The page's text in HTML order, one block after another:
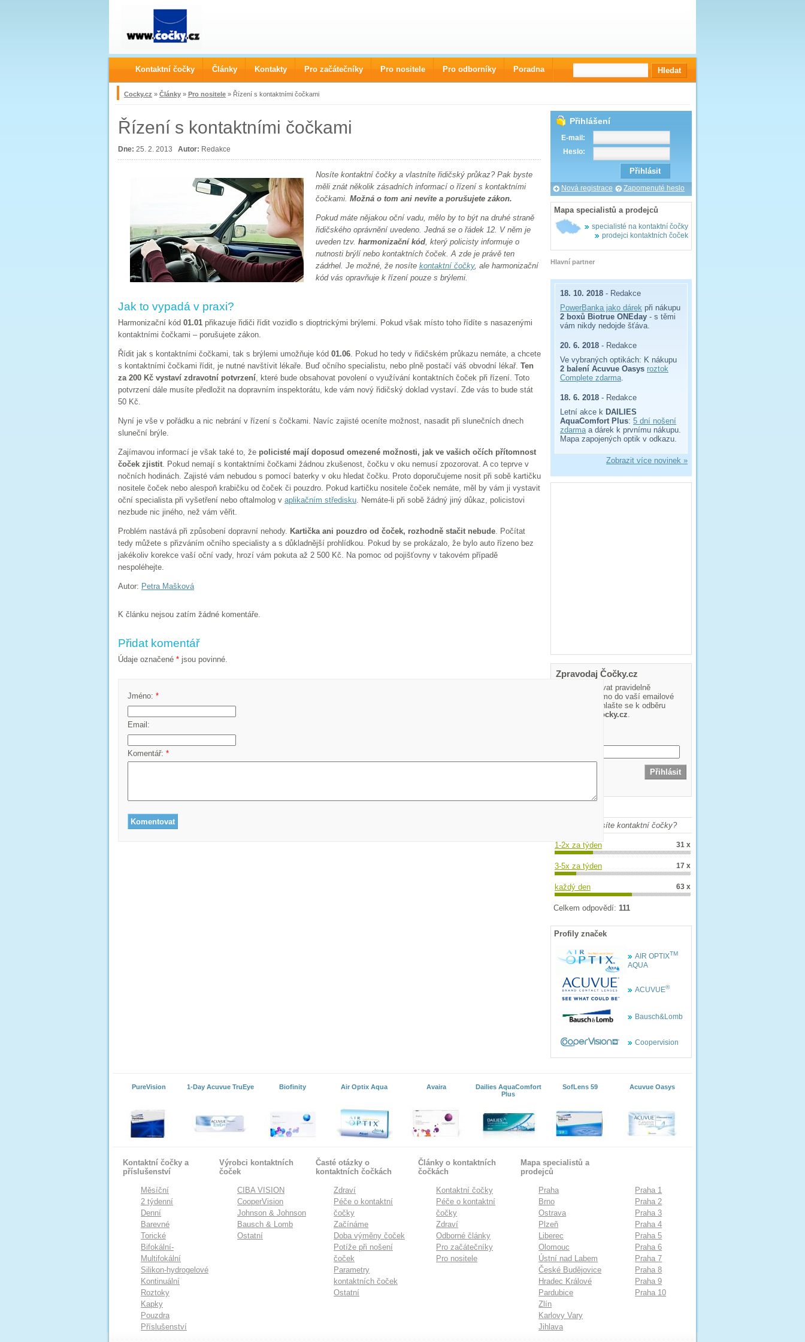
Cocky.cz » Články » Pro nositele » Řízení s kontaktními čočkami
Řízení s kontaktními čočkami
Dne: 25. 2. 2013 Autor: Redakce
Nosíte kontaktní čočky a vlastníte řidičský průkaz? Pak byste
měli znát několik zásadních informací o řízení s kontaktními
čočkami. Možná o tom ani nevíte a porušujete zákon.
Pokud máte nějakou oční vadu, mělo by to být na druhé straně
řidičského oprávnění uvedeno. Jedná se o řádek 12. V něm je
uveden tzv. harmonizační kód, který policisty informuje o
nutnosti brýlí nebo kontaktních čoček. A zde je právě ten
zádrhel. Je možné, že nosíte kontaktní čočky, ale harmonizační
kód vás opravňuje k řízení pouze s brýlemi.
Jak to vypadá v praxi?
Harmonizační kód 01.01 přikazuje řidiči řídit vozidlo s dioptrickými brýlemi. Pokud však místo toho řídíte s nasazenými
kontaktními čočkami – porušujete zákon.
Řídit jak s kontaktními čočkami, tak s brýlemi umožňuje kód 01.06. Pokud ho tedy v řidičském průkazu nemáte, a chcete
s kontaktními čočkami řídit, je nutné navštívit lékaře. Buď očního specialistu, nebo plně postačí váš obvodní lékař. Ten
za 200 Kč vystaví zdravotní potvrzení, které bude obsahovat povolení o využívání kontaktních čoček při řízení. Toto
potvrzení dále musíte předložit na dopravním inspektorátu, kde vám nový řidičský doklad vystaví. Zde vás to bude stát
50 Kč.
Nyní je vše v pořádku a nic nebrání v řízení s čočkami. Navíc zajisté oceníte možnost, nasadit při slunečních dnech
sluneční brýle.
Zajímavou informací je však také to, že policisté mají doposud omezené možnosti, jak ve vašich očích přítomnost
čoček zjistit. Pokud nemají s kontaktními čočkami žádnou zkušenost, čočku v oku nemusí zpozorovat. A co teprve v
nočních hodinách. Zajisté vám nebudou s pomocí baterky v oku hledat čočku. Proto doporučujeme nosit při sobě kartičku
nositele čoček nebo alespoň krabičku od čoček či pouzdro. Pokud kartičku nositele čoček nemáte, měl by vám ji vystavit
oční specialista při vyšetření nebo oftalmolog v aplikačním středisku. Nemáte-li při sobě žádný jiný důkaz, policistovi
nezbude nic jiného, než vám věřit.
Problém nastává při způsobení dopravní nehody. Kartička ani pouzdro od čoček, rozhodně stačit nebude. Počítat
tedy můžete s přizváním očního specialisty a s důkladnější prohlídkou. Pokud by se prokázalo, že bylo auto řízeno bez
jakékoliv korekce vaší oční vady, hrozí vám pokuta až 2 500 Kč. Na pomoc od pojišťovny v takovém případě
nespoléhejte.
Autor: Petra Mašková
K článku nejsou zatím žádné komentáře.
Přidat komentář
Údaje označené * jsou povinné.
Jméno: *
Email:
Komentář: *
Přihlášení
E-mail:
Heslo:
Nová registrace Zapomenuté heslo
Mapa specialistů a prodejců
specialisté na kontaktní čočky
prodejci kontaktních čoček
Hlavní partner
18. 10. 2018 - Redakce
PowerBanka jako dárek při nákupu
2 boxů Biotrue ONEday - s těmi
vám nikdy nedojde šťáva.
20. 6. 2018 - Redakce
Ve vybraných optikách: K nákupu
2 balení Acuvue Oasys roztok
Complete zdarma.
18. 6. 2018 - Redakce
Letní akce k DAILIES
AquaComfort Plus: 5 dní nošení
zdarmaa dárek k prvnímu nákupu.
Mapa zapojených optik v odkazu.
Zobrazit více novinek »
Zpravodaj Čočky.cz
Chcete dostávat pravidelně
informace přímo do vaší emailové
schánky? Přihlašte se k odběru
cocky.cz.
Jak často nosíte kontaktní čočky?
1-2x za týden 31 x
3-5x za týden 17 x
každý den 63 x
Celkem odpovědí: 111
Profily značek
AIR OPTIXTM
AQUA
ACUVUE®
Bausch&Lomb
Coopervision
PureVision 1-Day Acuvue TruEye Biofinity Air Optix Aqua Avaira
Dailies AquaComfort
Plus
SofLens 59 Acuvue Oasys
Kontaktní čočky a
příslušenství
Měsíční
2 týdenní
Denní
Barevné
Torické
Bifokální-
Multifokální
Silikon-hydrogelové
Kontinuální
Roztoky
Kapky
Pouzdra
Příslušenství
Výrobci kontaktních
čoček
CIBA VISION
CooperVision
Johnson & Johnson
Bausch & Lomb
Ostatní
Časté otázky o
kontaktních čočkách
Zdraví
Péče o kontaktní
čočky
Začínáme
Doba výměny čoček
Potíže při nošení
čoček
Parametry
kontaktních čoček
Ostatní
Články o kontaktních
čočkách
Kontaktní čočky
Péče o kontaktní
čočky
Zdraví
Odborné články
Pro začátečníky
Pro nositele
Mapa specialistů a
prodejců
Praha
Brno
Ostrava
Plzeň
Liberec
Olomouc
Ústní nad Labem
České Budějovice
Hradec Králové
Pardubice
Zlín
Karlovy Vary
Jihlava
Praha 1
Praha 2
Praha 3
Praha 4
Praha 5
Praha 6
Praha 7
Praha 8
Praha 9
Praha 10
Kontaktní čočky Články Kontakty Pro začátečníky Pro nositele Pro odborníky Poradna